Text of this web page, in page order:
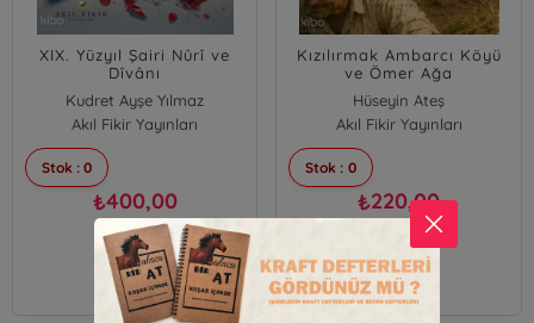
XIX. Yüzyıl Şairi Nûrî ve
Dîvânı
Kudret Ayşe Yılmaz
Akıl Fikir Yayınları
Stok : 0
₺400,00
Kızılırmak Ambarcı Köyü
ve Ömer Ağa
Hüseyin Ateş
Akıl Fikir Yayınları
Stok : 0
₺220,00